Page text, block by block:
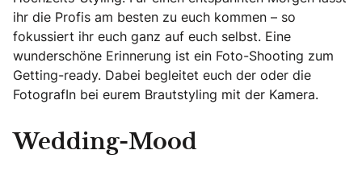
ihr die Profis am besten zu euch kommen – so
fokussiert ihr euch ganz auf euch selbst. Eine
wunderschöne Erinnerung ist ein Foto-Shooting zum
Getting-ready. Dabei begleitet euch der oder die
FotografIn bei eurem Brautstyling mit der Kamera.
Wedding-Mood